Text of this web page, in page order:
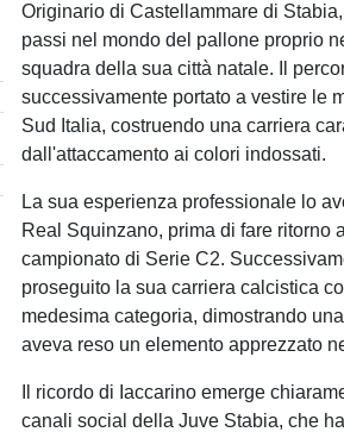
Originario di Castellammare di
passi nel mondo del pallone proprio
squadra della sua città natale. Il
successivamente portato a vestire le
Sud Italia, costruendo una carriera
dall'attaccamento ai colori indossati.
La sua esperienza professionale lo
Real Squinzano, prima di fare ritorno
campionato di Serie C2.
proseguito la sua carriera calcistica
medesima categoria, dimostrando
aveva reso un elemento apprezzato
Il ricordo di Iaccarino emerge
canali social della Juve Stabia, che